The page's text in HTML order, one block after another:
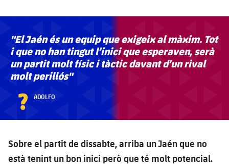
"El Jaén és un equip que exigeix al màxim. Tot
i que no han tingut l’inici que esperaven, serà
un partit molt físic i tàctic davant d’un rival
molt perillós"
? ADOLFO
Sobre el partit de dissabte, arriba un Jaén que no
està tenint un bon inici però que té molt potencial.